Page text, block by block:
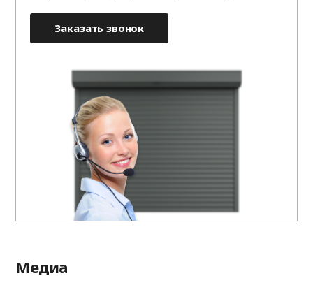
Заказать звонок
Медиа